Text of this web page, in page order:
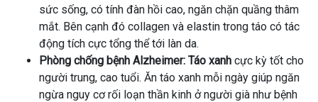
sức sống, có tính đàn hồi cao, ngăn chặn quầng thâm
mắt. Bên cạnh đó collagen và elastin trong táo có tác
động tích cực tổng thể tới làn da.
Phòng chống bệnh Alzheimer: Táo xanh cực kỳ tốt cho
người trung, cao tuổi. Ăn táo xanh mỗi ngày giúp ngăn
ngừa nguy cơ rối loạn thần kinh ở người già như bệnh